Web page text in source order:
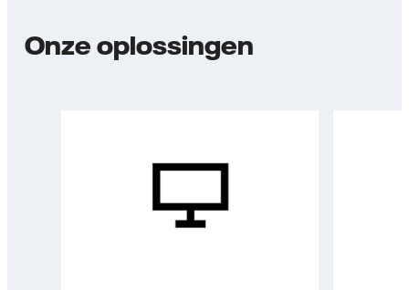
Onze oplossingen